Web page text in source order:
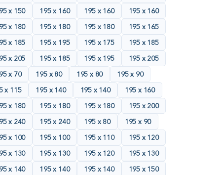
х 150
195 х 160 195 х 160
195 х 160
х 180
195 х 180 195 х 180
195 х 165
х 185
195 х 195 195 х 175
195 х 185
х 205
195 х 185 195 х 195
195 х 205
х 70
195 х 80 195 х 80
195 х 90
х 115
195 х 140 195 х 140
195 х 160
х 180
195 х 180 195 х 180
195 х 200
х 240
195 х 240 195 х 80
195 х 90
х 100
195 х 100 195 х 110
195 х 120
х 130
195 х 130 195 х 120
195 х 130
х 140
195 х 140 195 х 140
195 х 150